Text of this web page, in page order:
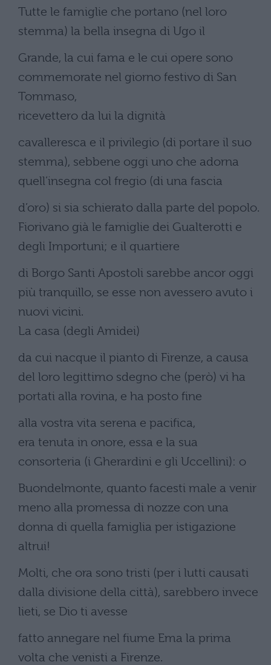
Tutte le famiglie che portano (nel loro
stemma) la bella insegna di Ugo il
Grande, la cui fama e le cui opere sono
commemorate nel giorno festivo di San
Tommaso,
ricevettero da lui la dignità
cavalleresca e il privilegio (di portare il suo
stemma), sebbene oggi uno che adorna
quell’insegna col fregio (di una fascia
d’oro) si sia schierato dalla parte del popolo.
Fiorivano già le famiglie dei Gualterotti e
degli Importuni; e il quartiere
di Borgo Santi Apostoli sarebbe ancor oggi
più tranquillo, se esse non avessero avuto i
nuovi vicini.
La casa (degli Amidei)
da cui nacque il pianto di Firenze, a causa
del loro legittimo sdegno che (però) vi ha
portati alla rovina, e ha posto fine
alla vostra vita serena e pacifica,
era tenuta in onore, essa e la sua
consorteria (i Gherardini e gli Uccellini): o
Buondelmonte, quanto facesti male a venir
meno alla promessa di nozze con una
donna di quella famiglia per istigazione
altrui!
Molti, che ora sono tristi (per i lutti causati
dalla divisione della città), sarebbero invece
lieti, se Dio ti avesse
fatto annegare nel fiume Ema la prima
volta che venisti a Firenze.